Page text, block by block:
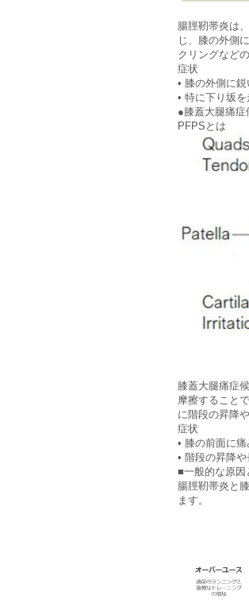
腸脛靭帯炎は
じ、膝の外側
クリングなど
症状
• 膝の外側に
• 特に下り坂
●膝蓋大腿痛症
PFPSとは
膝蓋大腿痛症
摩擦すること
に階段の昇降
症状
• 膝の前面に
• 階段の昇降
■一般的な原因
腸脛靭帯炎と
ます。